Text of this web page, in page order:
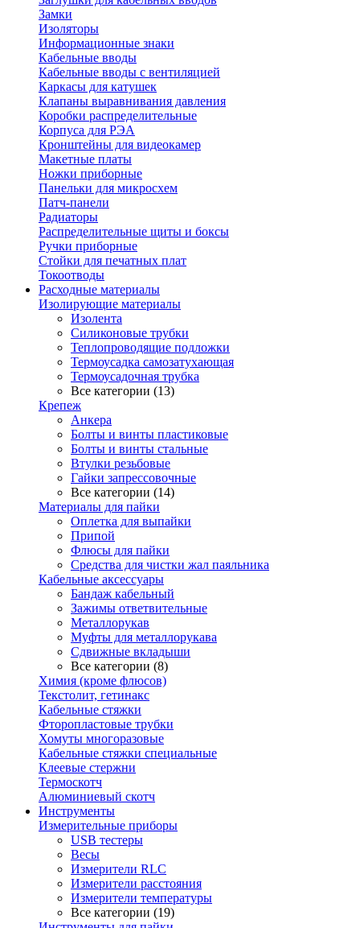
Замки
Изоляторы
Информационные знаки
Кабельные вводы
Кабельные вводы с вентиляцией
Каркасы для катушек
Клапаны выравнивания давления
Коробки распределительные
Корпуса для РЭА
Кронштейны для видеокамер
Макетные платы
Ножки приборные
Панельки для микросхем
Патч-панели
Радиаторы
Распределительные щиты и боксы
Ручки приборные
Стойки для печатных плат
Токоотводы
Расходные материалы
Изолирующие материалы
Изолента
Силиконовые трубки
Теплопроводящие подложки
Термоусадка самозатухающая
Термоусадочная трубка
Все категории (13)
Крепеж
Анкера
Болты и винты пластиковые
Болты и винты стальные
Втулки резьбовые
Гайки запрессовочные
Все категории (14)
Материалы для пайки
Оплетка для выпайки
Припой
Флюсы для пайки
Средства для чистки жал паяльника
Кабельные аксессуары
Бандаж кабельный
Зажимы ответвительные
Металлорукав
Муфты для металлорукава
Сдвижные вкладыши
Все категории (8)
Химия (кроме флюсов)
Текстолит, гетинакс
Кабельные стяжки
Фторопластовые трубки
Хомуты многоразовые
Кабельные стяжки специальные
Клеевые стержни
Термоскотч
Алюминиевый скотч
Инструменты
Измерительные приборы
USB тестеры
Весы
Измерители RLC
Измерители расстояния
Измерители температуры
Все категории (19)